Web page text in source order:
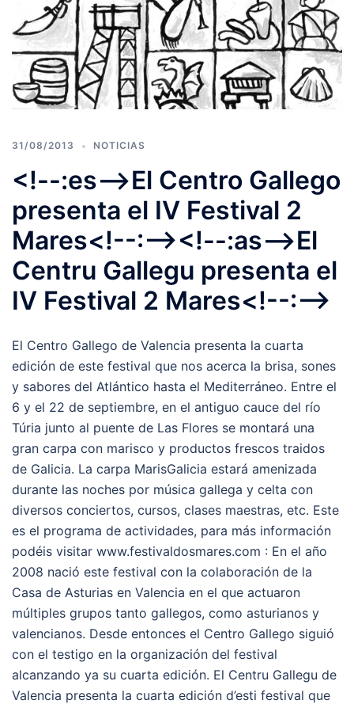
31/08/2013 NOTICIAS
<!--:es-->El Centro Gallego
presenta el IV Festival 2
Mares<!--:--><!--:as-->El
Centru Gallegu presenta el
IV Festival 2 Mares<!--:-->
El Centro Gallego de Valencia presenta la cuarta
edición de este festival que nos acerca la brisa, sones
y sabores del Atlántico hasta el Mediterráneo. Entre el
6 y el 22 de septiembre, en el antiguo cauce del río
Túria junto al puente de Las Flores se montará una
gran carpa con marisco y productos frescos traidos
de Galicia. La carpa MarisGalicia estará amenizada
durante las noches por música gallega y celta con
diversos conciertos, cursos, clases maestras, etc. Este
es el programa de actividades, para más información
podéis visitar www.festivaldosmares.com : En el año
2008 nació este festival con la colaboración de la
Casa de Asturias en Valencia en el que actuaron
múltiples grupos tanto gallegos, como asturianos y
valencianos. Desde entonces el Centro Gallego siguió
con el testigo en la organización del festival
alcanzando ya su cuarta edición. El Centru Gallegu de
Valencia presenta la cuarta edición d’esti festival que